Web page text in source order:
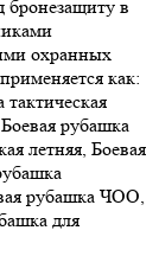
бронезащиту в
охранных
как:
рубашка
летняя, Боевая
рубашка ЧОО,
для